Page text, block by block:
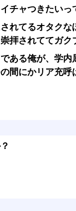
イチャつきたいっ
されてるオタク
拝されててガク
である俺が、学
間にかリア充呼